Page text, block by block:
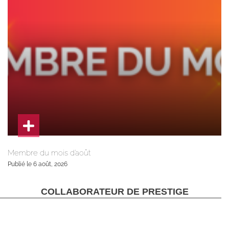
Membre du mois d’août
Publié le 6 août, 2026
COLLABORATEUR DE PRESTIGE